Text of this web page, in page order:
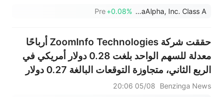
MediaAlpha, Inc. Class A
+0.08%
Pre
حققت شركة ZoomInfo Technologies أرباحًا
معدلة للسهم الواحد بلغت 0.28 دولار أمريكي في
الربع الثاني، متجاوزة التوقعات البالغة 0.27 دولار
Benzinga News
05/08 20:06